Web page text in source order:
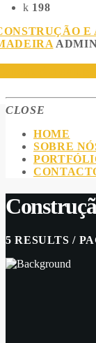
198
CLOSE
HOME
SOBRE
5 RESULTS /